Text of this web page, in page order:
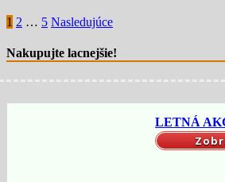
1 2 … 5 Nasledujúce
Nakupujte lacnejšie!
LETNÁ